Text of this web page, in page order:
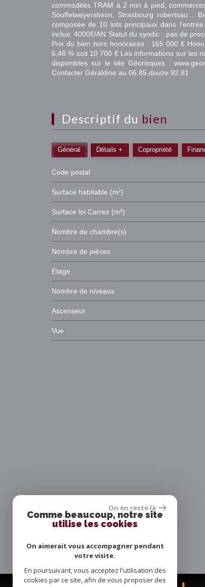
commodités TRAM à 2 min à pied,
Souffelweyersheim, Strasbourg robertsau...
composée de 10 lots principaux dans
inclus: 4000€/AN Statut du syndic : pas de
Prix du bien hors honoraires : 165 000 €
6,48 % soit 10 700 € Les informations sur les
disponibles sur le site Géorisques :
Contacter Géraldine au 06.85.douze.92.81
descriptif du bien
Général Détails + Copropriété
Code postal
Surface habitable (m²)
Surface loi Carrez (m²)
Nombre de chambre(s)
Nombre de pièces
Etage
Nombre de niveaux
Ascenseur
Vue
On en reste là
Comme beaucoup, notre site
utilise les cookies
On aimerait vous accompagner pendant
votre visite.
En poursuivant, vous acceptez l'utilisation des
cookies par ce site, afin de vous proposer des